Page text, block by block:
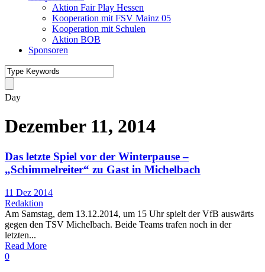
Aktion Fair Play Hessen
Kooperation mit FSV Mainz 05
Kooperation mit Schulen
Aktion BOB
Sponsoren
Day
Dezember 11, 2014
Das letzte Spiel vor der Winterpause –
„Schimmelreiter“ zu Gast in Michelbach
11 Dez 2014
Redaktion
Am Samstag, dem 13.12.2014, um 15 Uhr spielt der VfB auswärts
gegen den TSV Michelbach. Beide Teams trafen noch in der
letzten...
Read More
0